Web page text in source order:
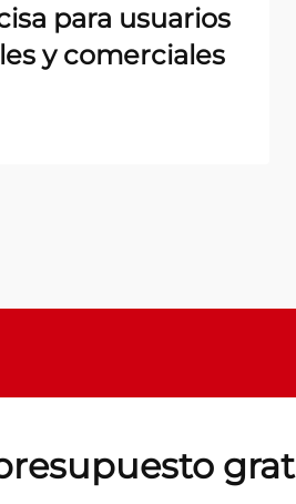
para usuarios
y comerciales